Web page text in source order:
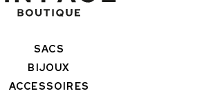
SACS
BIJOUX
ACCESSOIRES